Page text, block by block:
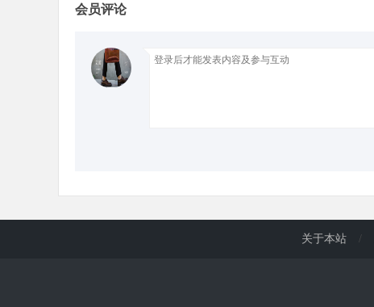
会员评论
关于本站 /